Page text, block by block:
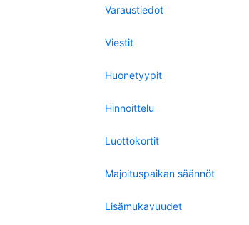
Varaustiedot
Viestit
Huonetyypit
Hinnoittelu
Luottokortit
Majoituspaikan säännöt
Lisämukavuudet